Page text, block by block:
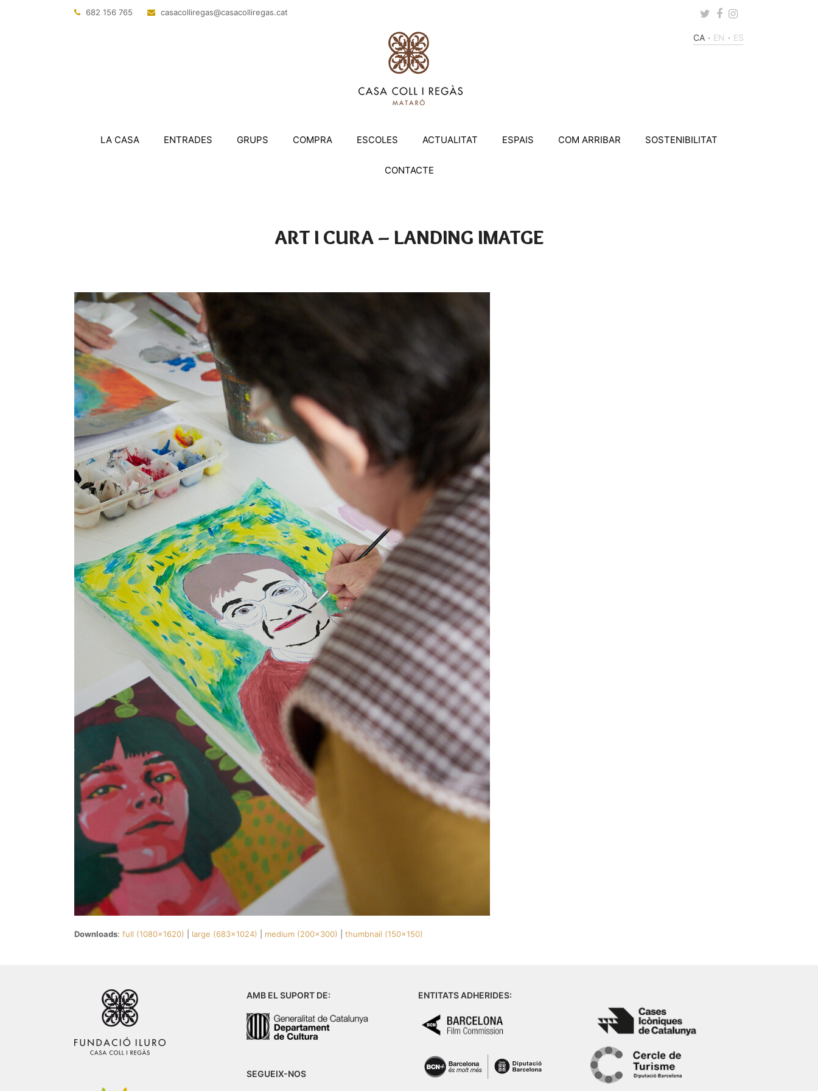
682 156 765 tac.sagerillocasac
@sagerillocasac Twitter
Facebook
Instagram
CA EN ES
LA CASA ENTRADES GRUPS COMPRA ESCOLES ACTUALITAT ESPAIS COM ARRIBAR SOSTENIBILITAT
CONTACTE
ART I CURA – LANDING IMATGE
Downloads: full (1080x1620) large (683x1024) medium (200x300) thumbnail (150x150)
AMB EL SUPORT DE:
SEGUEIX-NOS
ENTITATS ADHERIDES: